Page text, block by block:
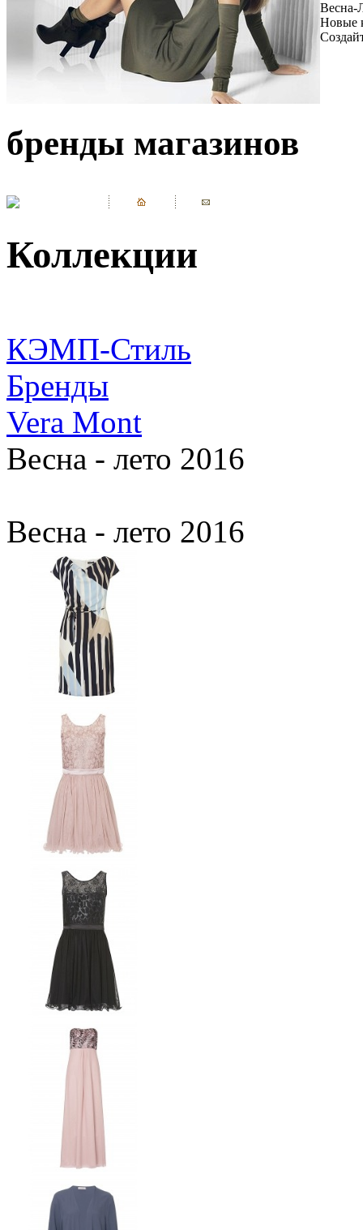
Весна-
Новые
бренды магазинов
Коллекции
КЭМП-Стиль
Бренды
Vera Mont
Весна - лето 2016
Весна - лето 2016